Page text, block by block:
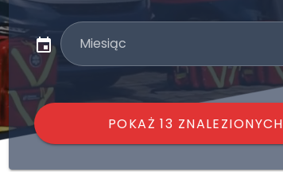
Miesiąc
POKAŻ 13 ZNALEZIONYCH